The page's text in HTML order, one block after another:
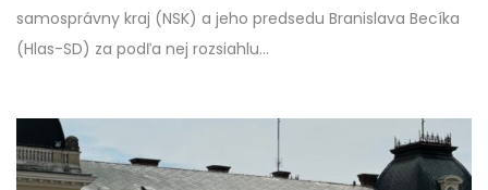
samosprávny kraj (NSK) a jeho predsedu Branislava Becíka
(Hlas-SD) za podľa nej rozsiahlu…